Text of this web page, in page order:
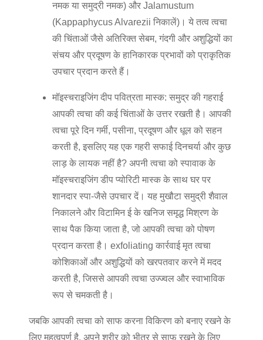
नमक या समुद्री नमक) और Jalamustum
(Kappaphycus Alvarezii निकालें)। ये तत्व त्वचा
की चिंताओं जैसे अतिरिक्त सेबम, गंदगी और अशुद्धियों का
संचय और प्रदूषण के हानिकारक प्रभावों को प्राकृतिक
उपचार प्रदान करते हैं।
मॉइस्चराइजिंग दीप पवित्रता मास्क: समुद्र की गहराई
आपकी त्वचा की कई चिंताओं के उत्तर रखती है। आपकी
त्वचा पूरे दिन गर्मी, पसीना, प्रदूषण और धूल को सहन
करती है, इसलिए यह एक गहरी सफाई दिनचर्या और कुछ
लाड़ के लायक नहीं है? अपनी त्वचा को स्पावाक के
मॉइस्चराइजिंग डीप प्योरिटी मास्क के साथ घर पर
शानदार स्पा-जैसे उपचार दें। यह मुखौटा समुद्री शैवाल
निकालने और विटामिन ई के खनिज समृद्ध मिश्रण के
साथ पैक किया जाता है, जो आपकी त्वचा को पोषण
प्रदान करता है। exfoliating कार्रवाई मृत त्वचा
कोशिकाओं और अशुद्धियों को खरपतवार करने में मदद
करती है, जिससे आपकी त्वचा उज्ज्वल और स्वाभाविक
रूप से चमकती है।
जबकि आपकी त्वचा को साफ करना विकिरण को बनाए रखने के
लिए महत्वपूर्ण है, अपने शरीर को भीतर से साफ रखने के लिए